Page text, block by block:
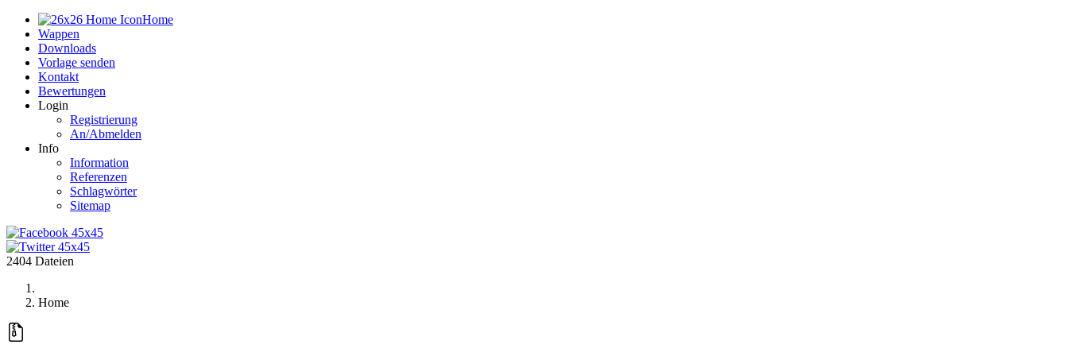
Home
Wappen
Downloads
Vorlage senden
Kontakt
Bewertungen
Login
Registrierung
An/Abmelden
Info
Information
Referenzen
Schlagwörter
Sitemap
2404 Dateien
Home